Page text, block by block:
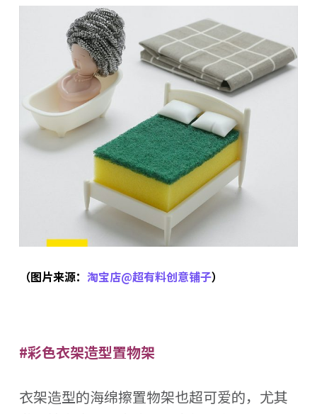
（图片来源： 淘宝店@超有料创意铺子）
#彩色衣架造型置物架
衣架造型的海绵擦置物架也超可爱的，尤其